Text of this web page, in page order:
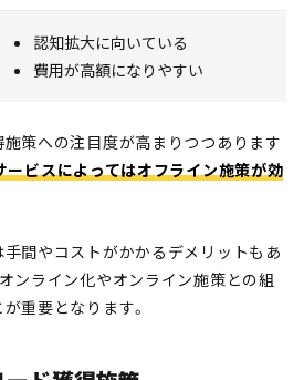
認知拡大に向いている
費用が高額になりやすい
策への注目度が高まりつつあります
ービスによってはオフライン施策が効
間やコストがかかるデメリットもあ
ンライン化やオンライン施策との組
重要となります。